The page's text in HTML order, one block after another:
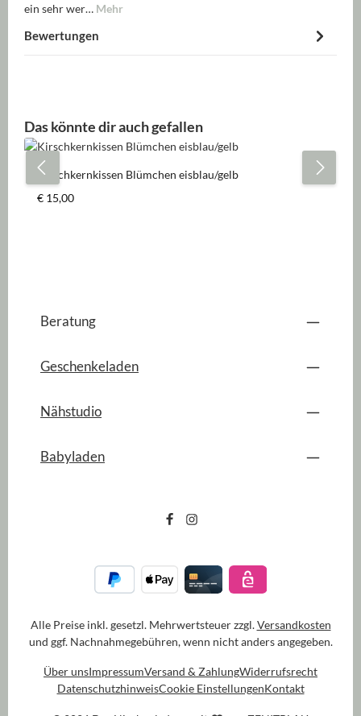
ein sehr wer… Mehr
Bewertungen
Produktgalerie überspringen
Das könnte dir auch gefallen
Kirschkernkissen Blümchen eisblau/gelb
Regulärer Preis:
€ 15,00
Beratung
Geschenkeladen
Nähstudio
Babyladen
Alle Preise inkl. gesetzl. Mehrwertsteuer zzgl.Versandkosten
und ggf. Nachnahmegebühren, wenn nicht anders angegeben.
Über unsImpressumVersand & ZahlungWiderrufsrecht
DatenschutzhinweisCookie EinstellungenKontakt